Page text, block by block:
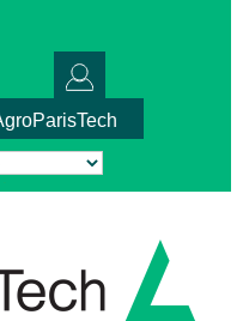
Translate